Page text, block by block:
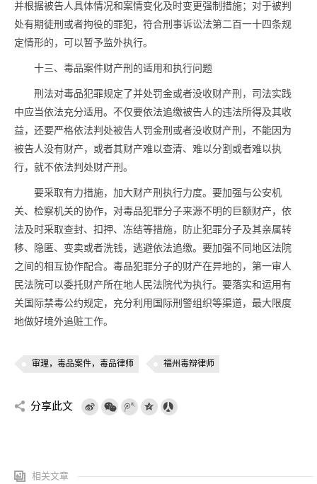
并根据被告人具体情况和案情变化及时变更强制措施；对于被判
处有期徒刑或者拘役的罪犯，符合刑事诉讼法第二百一十四条规
定情形的，可以暂予监外执行。
十三、 毒品案件财产刑的适用和执行问题
刑法对毒品犯罪规定了并处罚金或者没收财产刑，司法实践
中应当依法充分适用。不仅要依法追缴被告人的违法所得及其收
益，还要严格依法判处被告人罚金刑或者没收财产刑，不能因为
被告人没有财产，或者其财产难以查清、难以分割或者难以执
行，就不依法判处财产刑。
要采取有力措施，加大财产刑执行力度。要加强与公安机
关、检察机关的协作，对毒品犯罪分子来源不明的巨额财产，依
法及时采取查封、扣押、冻结等措施，防止犯罪分子及其亲属转
移、隐匿、变卖或者洗钱，逃避依法追缴。要加强不同地区法院
之间的相互协作配合。 毒品犯罪分子的财产在异地的，第一审人
民法院可以委托财产所在地人民法院代为执行。要落实和运用有
关国际禁毒公约规定，充分利用国际刑警组织等渠道，最大限度
地做好境外追赃工作。
审理，毒品案件，毒品律师 福州毒辩律师
分享此文
相关文章